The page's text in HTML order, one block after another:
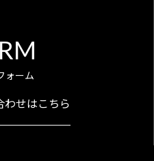
ォーム
わせはこちら